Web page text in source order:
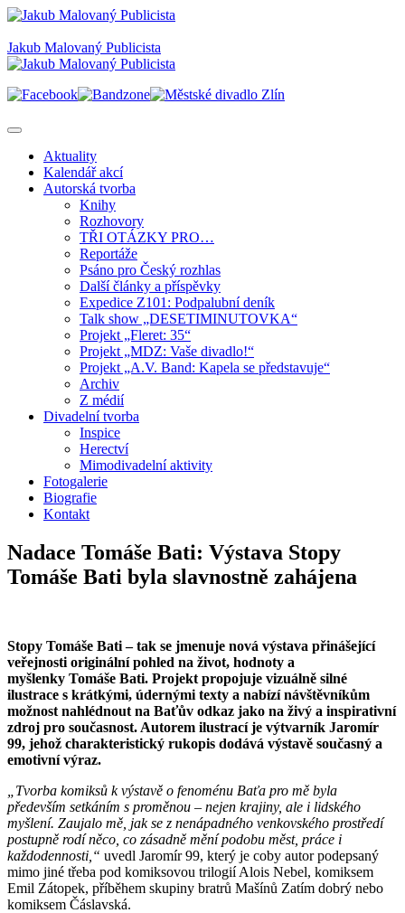
Jakub Malovaný Publicista
Aktuality
Kalendář akcí
Autorská tvorba
Knihy
Rozhovory
TŘI OTÁZKY PRO…
Reportáže
Psáno pro Český rozhlas
Další články a příspěvky
Expedice Z101: Podpalubní deník
Talk show „DESETIMINUTOVKA“
Projekt „Fleret: 35“
Projekt „MDZ: Vaše divadlo!“
Projekt „A.V. Band: Kapela se představuje“
Archiv
Z médií
Divadelní tvorba
Inspice
Herectví
Mimodivadelní aktivity
Fotogalerie
Biografie
Kontakt
Nadace Tomáše Bati: Výstava Stopy
Tomáše Bati byla slavnostně zahájena
Stopy Tomáše Bati – tak se jmenuje nová výstava přinášející
veřejnosti originální pohled na život, hodnoty a
myšlenky Tomáše Bati. Projekt propojuje vizuálně silné
ilustrace s krátkými, údernými texty a nabízí návštěvníkům
možnost nahlédnout na Baťův odkaz jako na živý a inspirativní
zdroj pro současnost. Autorem ilustrací je výtvarník Jaromír
99, jehož charakteristický rukopis dodává výstavě současný a
emotivní výraz.
„Tvorba komiksů k výstavě o fenoménu Baťa pro mě byla
především setkáním s proměnou – nejen krajiny, ale i lidského
myšlení. Zaujalo mě, jak se z nenápadného venkovského prostředí
postupně rodí něco, co zásadně mění podobu měst, práce i
každodennosti,“ uvedl Jaromír 99, který je coby autor podepsaný
mimo jiné třeba pod komiksovou trilogií Alois Nebel, komiksem
Emil Zátopek, příběhem skupiny bratrů Mašínů Zatím dobrý nebo
komiksem Čáslavská.